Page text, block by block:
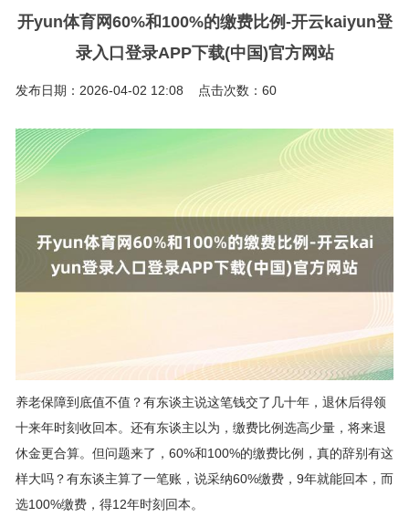
开yun体育网60%和100%的缴费比例-开云kaiyun登
录入口登录APP下载(中国)官方网站
发布日期：2026-04-02 12:08 点击次数：60
养老保障到底值不值？有东谈主说这笔钱交了几十年，退休后得领
十来年时刻收回本。还有东谈主以为，缴费比例选高少量，将来退
休金更合算。但问题来了，60%和100%的缴费比例，真的辞别有这
样大吗？有东谈主算了一笔账，说采纳60%缴费，9年就能回本，而
选100%缴费，得12年时刻回本。